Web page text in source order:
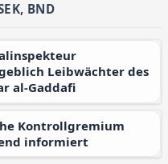
BND
Leibwächter des
al-Gaddafi
informiert